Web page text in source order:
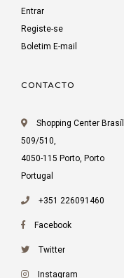
Entrar
Registe-se
Boletim E-mail
CONTACTO
Shopping Center
509/510,
4050-115 Porto, Porto
Portugal
+351 226091460
Facebook
Twitter
Instagram